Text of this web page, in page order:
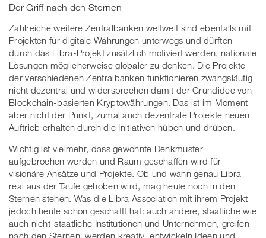
Der Griff nach den Sternen
Zahlreiche weitere Zentralbanken weltweit sind ebenfalls mit
Projekten für digitale Währungen unterwegs und dürften
durch das Libra-Projekt zusätzlich motiviert werden, nationale
Lösungen möglicherweise globaler zu denken. Die Projekte
der verschiedenen Zentralbanken funktionieren zwangsläufig
nicht dezentral und widersprechen damit der Grundidee von
Blockchain-basierten Kryptowährungen. Das ist im Moment
aber nicht der Punkt, zumal auch dezentrale Projekte neuen
Auftrieb erhalten durch die Initiativen hüben und drüben.
Wichtig ist vielmehr, dass gewohnte Denkmuster
aufgebrochen werden und Raum geschaffen wird für
visionäre Ansätze und Projekte. Ob und wann genau Libra
real aus der Taufe gehoben wird, mag heute noch in den
Sternen stehen. Was die Libra Association mit ihrem Projekt
jedoch heute schon geschafft hat: auch andere, staatliche wie
auch nicht-staatliche Institutionen und Unternehmen, greifen
nach den Sternen, werden kreativ, entwickeln Ideen und